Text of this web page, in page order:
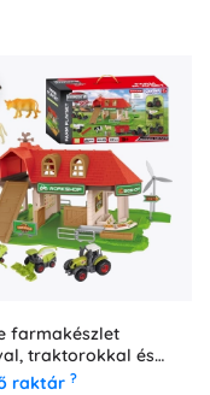
farmakészlet
traktorokkal és
– 42 darab
raktár ?